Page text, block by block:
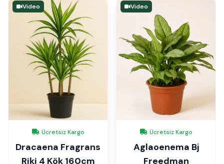
Video
Ücretsiz Kargo
Dracaena Fragrans
Riki 4 Kök 160cm
Video
Ücretsiz Kargo
Aglaoenema Bj
Freedman